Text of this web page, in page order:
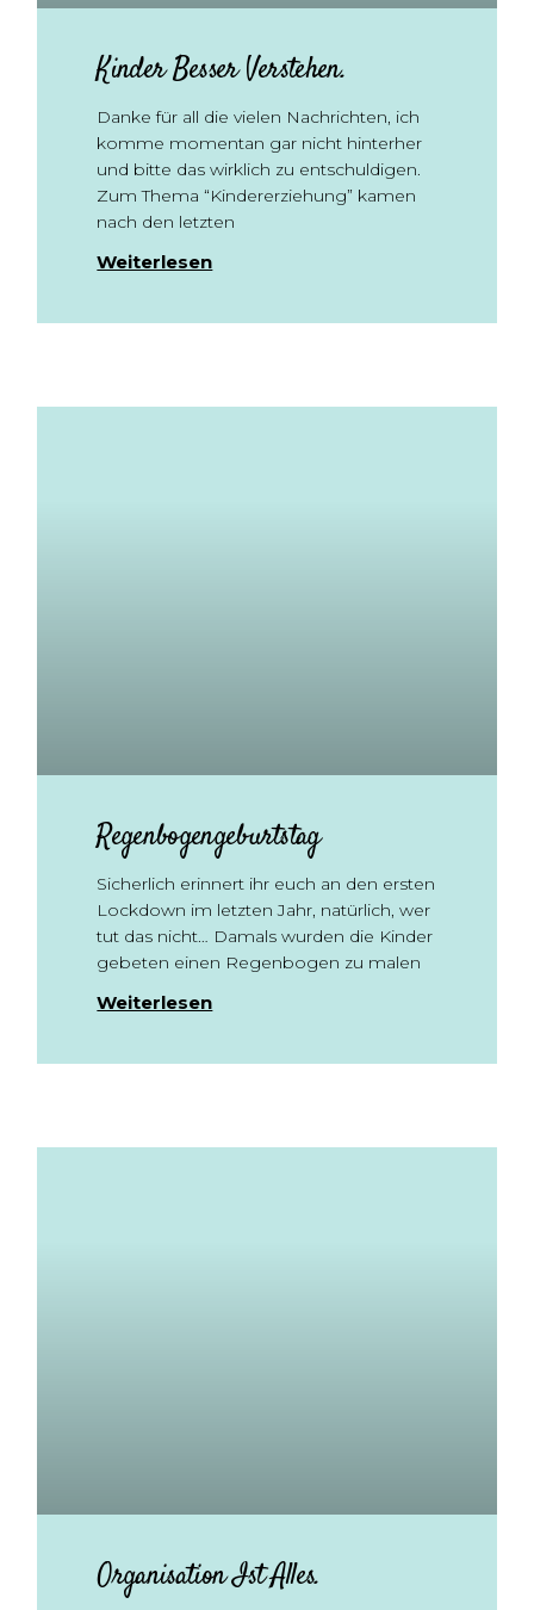
Kinder Besser Verstehen.
Danke für all die vielen Nachrichten, ich
komme momentan gar nicht hinterher
und bitte das wirklich zu entschuldigen.
Zum Thema “Kindererziehung” kamen
nach den letzten
Weiterlesen
Regenbogengeburtstag
Sicherlich erinnert ihr euch an den ersten
Lockdown im letzten Jahr, natürlich, wer
tut das nicht… Damals wurden die Kinder
gebeten einen Regenbogen zu malen
Weiterlesen
Organisation Ist Alles.